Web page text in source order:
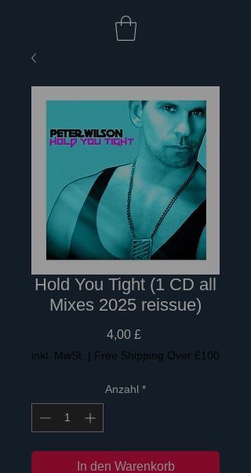
Hold You Tight (1 CD all
Mixes 2025 reissue)
4,00 £Preis
inkl. MwSt. | Free Shipping Over £100
Anzahl *
In den Warenkorb